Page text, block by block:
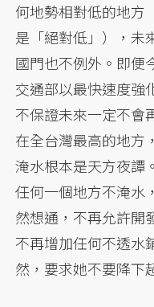
何地勢相對低的地方
是「絕對低」），未
國門也不例外。即便
交通部以最快速度強
不保證未來一定不會
在全台灣最高的地方
淹水根本是天方夜譚
任何一個地方不淹水
然想通，不再允許開
不再增加任何不透水
然，要求她不要降下